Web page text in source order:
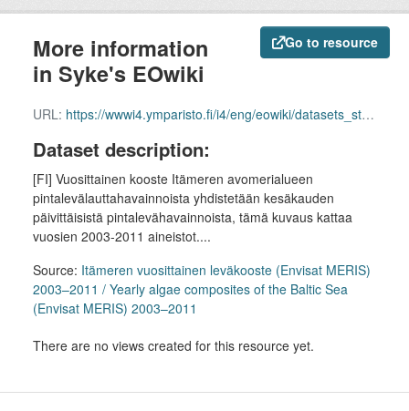
Go to resource
More information
in Syke's EOwiki
URL: https://wwwi4.ymparisto.fi/i4/eng/eowiki/datasets_start.html
Dataset description:
[FI] Vuosittainen kooste Itämeren avomerialueen
pintalevälauttahavainnoista yhdistetään kesäkauden
päivittäisistä pintalevähavainnoista, tämä kuvaus kattaa
vuosien 2003-2011 aineistot....
Source: Itämeren vuosittainen leväkooste (Envisat MERIS)
2003–2011 / Yearly algae composites of the Baltic Sea
(Envisat MERIS) 2003–2011
There are no views created for this resource yet.